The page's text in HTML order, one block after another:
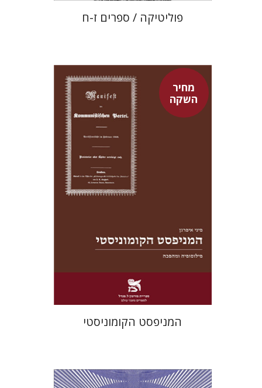
פוליטיקה / ספרים ז-ח
מחיר
השקהפיני איפרגן
מחיר השקה
המניפסט הקומוניסטי